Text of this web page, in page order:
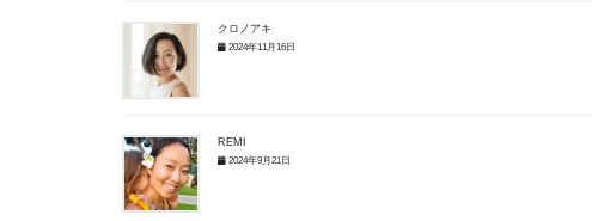
クロノアキ
2024年11月16日
REMI
2024年9月21日